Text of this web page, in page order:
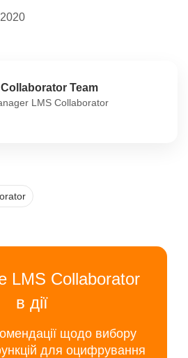
Team
LMS Collaborator
LMS Collaborator
в дії
щодо вибору
для оцифрування